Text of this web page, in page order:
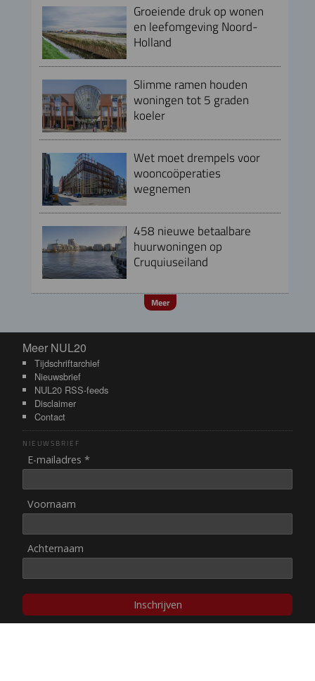
Groeiende druk op wonen
en leefomgeving Noord-
Holland
Slimme ramen houden
woningen tot 5 graden
koeler
Wet moet drempels voor
wooncoöperaties
wegnemen
458 nieuwe betaalbare
huurwoningen op
Cruquiuseiland
Meer
Meer NUL20
Meer NUL20
Tijdschriftarchief
Nieuwsbrief
NUL20 RSS-feeds
Disclaimer
Contact
NIEUWSBRIEF
E-mailadres *
Voornaam
Achternaam
Inschrijven